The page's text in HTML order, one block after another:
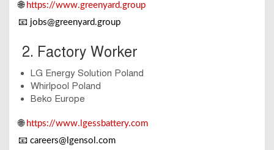
🌐 https://www.greenyard.group
📧 jobs@greenyard.group
2. Factory Worker
LG Energy Solution Poland
Whirlpool Poland
Beko Europe
🌐 https://www.lgessbattery.com
📧 careers@lgensol.com